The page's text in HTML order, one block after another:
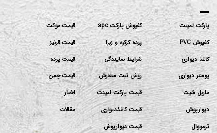
پارکت لمینت
کفپوش PVC
کاغذ دیواری
پوستر دیواری
ماربل شیت
دیوارپوش
ترمووال
کفپوش پارکت spc
پرده کرکره و زبرا
شرایط نمایندگی
روش ثبت سفارش
قیمت پارکت لمینت
قیمت کاغذدیواری
قیمت دیوارپوش
قیمت موکت
قیمت قرنیز
قیمت پرده
قیمت چمن
اخبار
مقالات